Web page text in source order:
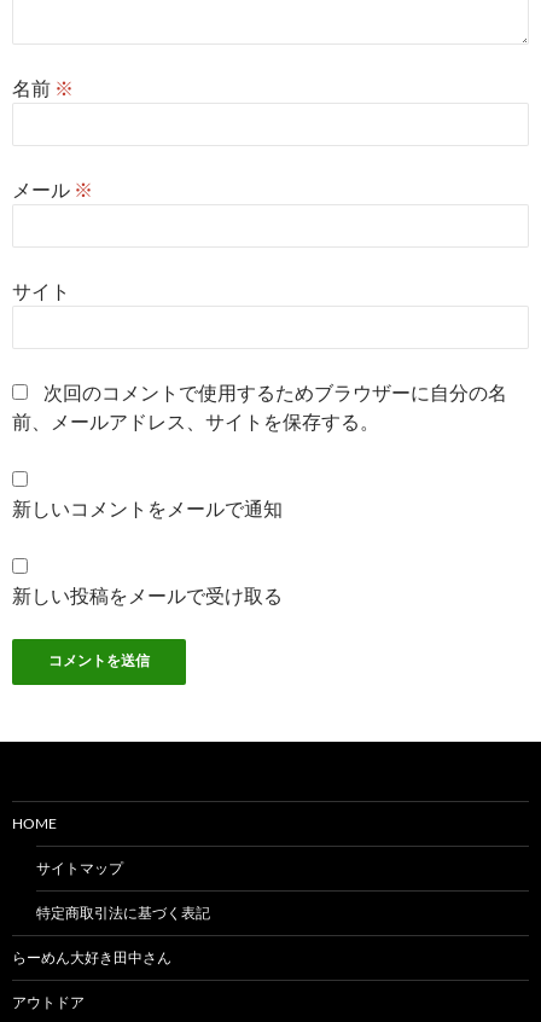
名前 ※
メール ※
サイト
次回のコメントで使用するためブラウザーに自分の名
前、メールアドレス、サイトを保存する。
新しいコメントをメールで通知
新しい投稿をメールで受け取る
HOME
サイトマップ
特定商取引法に基づく表記
らーめん大好き田中さん
アウトドア